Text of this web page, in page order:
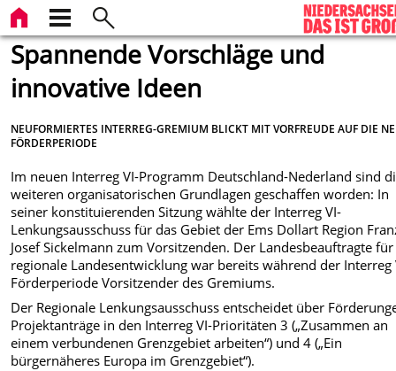
Spannende Vorschläge und
innovative Ideen
NEUFORMIERTES INTERREG-GREMIUM BLICKT MIT VORFREUDE AUF DIE
FÖRDERPERIODE
Im neuen Interreg VI-Programm Deutschland-Nederland sind
weiteren organisatorischen Grundlagen geschaffen worden: In
seiner konstituierenden Sitzung wählte der Interreg VI-
Lenkungsausschuss für das Gebiet der Ems Dollart Region
Josef Sickelmann zum Vorsitzenden. Der Landesbeauftragte für
regionale Landesentwicklung war bereits während der Interreg
Förderperiode Vorsitzender des Gremiums.
Der Regionale Lenkungsausschuss entscheidet über
Projektanträge in den Interreg VI-Prioritäten 3 („Zusammen an
einem verbundenen Grenzgebiet arbeiten“) und 4 („Ein
bürgernäheres Europa im Grenzgebiet“).